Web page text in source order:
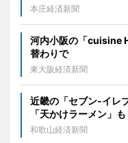
本庄経済新聞
河内小阪の「cuisine
替わりで
東大阪経済新聞
近畿の「セブン-イレ
「天かけラーメン」も
和歌山経済新聞